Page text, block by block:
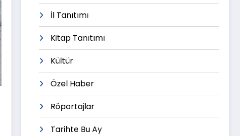
İl Tanıtımı
Kitap Tanıtımı
Kültür
Özel Haber
Röportajlar
Tarihte Bu Ay